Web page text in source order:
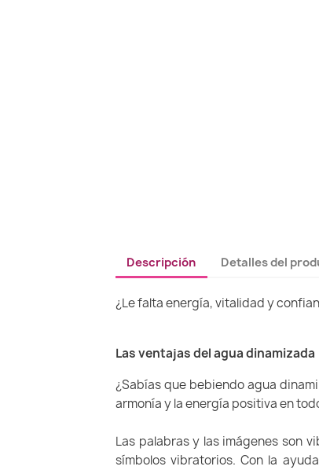
Descripción Detalles del
¿Le falta energía, vitalidad y
Las ventajas del agua dinamizada
¿Sabías que bebiendo agua
armonía y la energía positiva en
Las palabras y las imágenes son
símbolos vibratorios. Con la